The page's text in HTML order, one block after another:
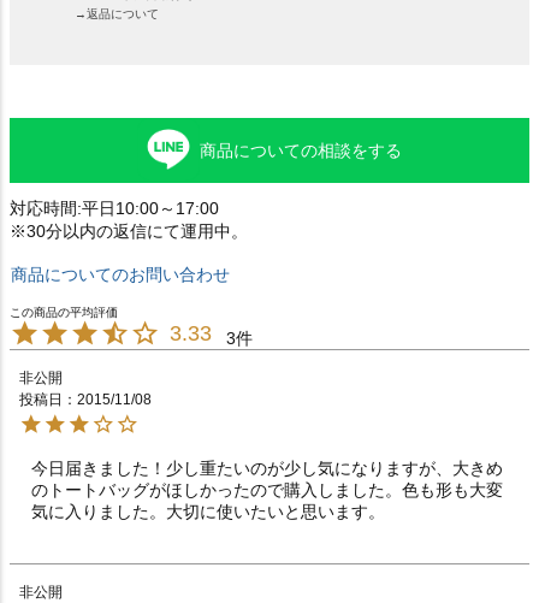
→返品について
商品についての相談をする
対応時間:平日10:00～17:00
※30分以内の返信にて運用中。
商品についてのお問い合わせ
3.33 3
非公開
投稿日
2015/11/08
今日届きました！少し重たいのが少し気になりますが、大きめ
のトートバッグがほしかったので購入しました。色も形も大変
気に入りました。大切に使いたいと思います。
非公開